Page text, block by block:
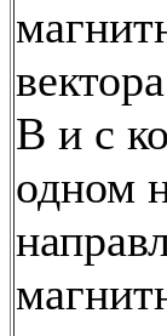
В и с
одном